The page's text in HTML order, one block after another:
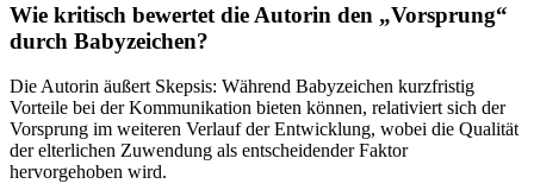
Wie kritisch bewertet die Autorin den „Vorsprung“
durch Babyzeichen?
Die Autorin äußert Skepsis: Während Babyzeichen kurzfristig
Vorteile bei der Kommunikation bieten können, relativiert sich der
Vorsprung im weiteren Verlauf der Entwicklung, wobei die Qualität
der elterlichen Zuwendung als entscheidender Faktor
hervorgehoben wird.